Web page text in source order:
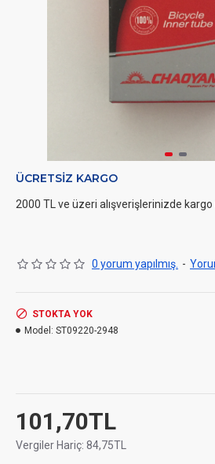
ÜCRETSIZ KARGO
2000 TL ve üzeri alışverişlerinizde
0 yorum yapılmış. -
101,70TL
Vergiler Hariç: 84,75TL
STOKTA YOK
Model: ST09220-2948